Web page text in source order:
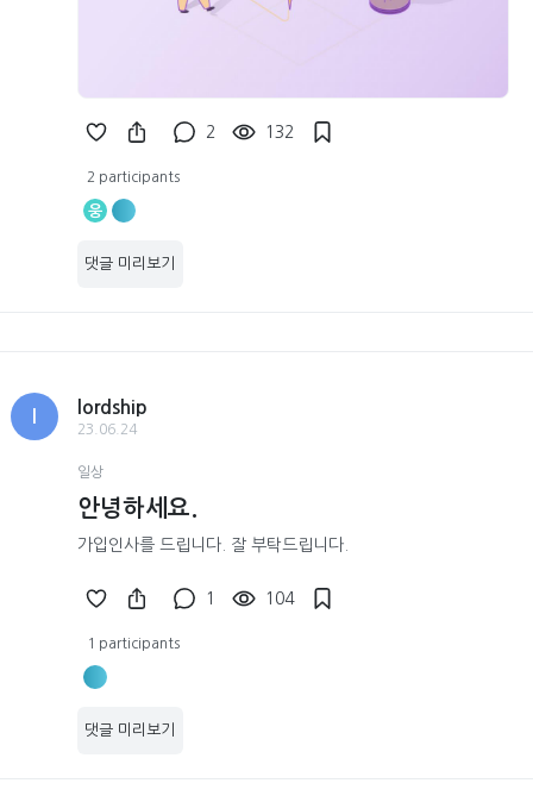
2 132
2 participants
웅
댓글 미리보기
lordship
23.06.24
일상
안녕하세요.
가입인사를 드립니다. 잘 부탁드립니다.
1 104
1 participants
댓글 미리보기